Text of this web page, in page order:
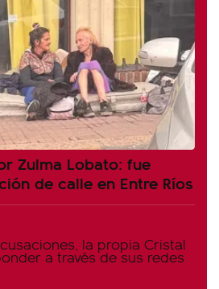
Zulma Lobato: fue
de calle en Entre Ríos